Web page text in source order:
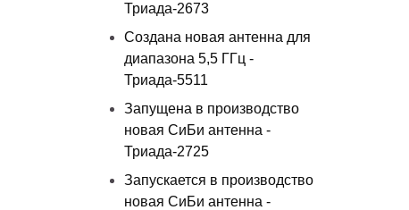
Триада-2673
Создана новая антенна для
диапазона 5,5 ГГц -
Триада-5511
Запущена в производство
новая СиБи антенна -
Триада-2725
Запускается в производство
новая СиБи антенна -